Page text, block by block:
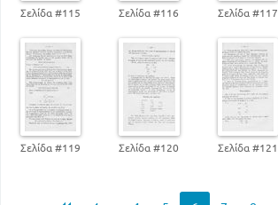
Σελίδα #115 Σελίδα #116 Σελίδα #117
Σελίδα #119 Σελίδα #120 Σελίδα #121